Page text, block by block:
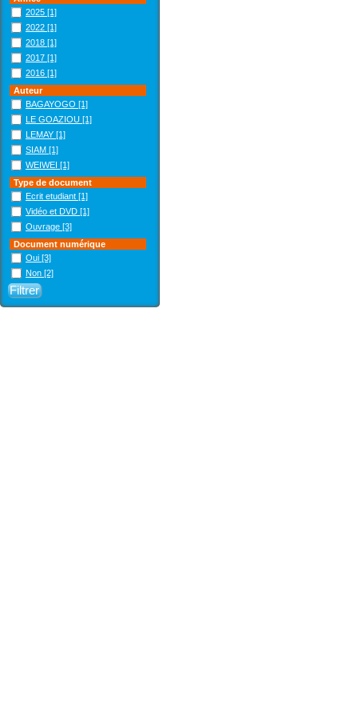
2025 [1]
2022 [1]
2018 [1]
2017 [1]
2016 [1]
Auteur
BAGAYOGO [1]
LE GOAZIOU [1]
LEMAY [1]
SIAM [1]
WEIWEI [1]
Type de document
Ecrit etudiant [1]
Vidéo et DVD [1]
Ouvrage [3]
Document numérique
Oui [3]
Non [2]